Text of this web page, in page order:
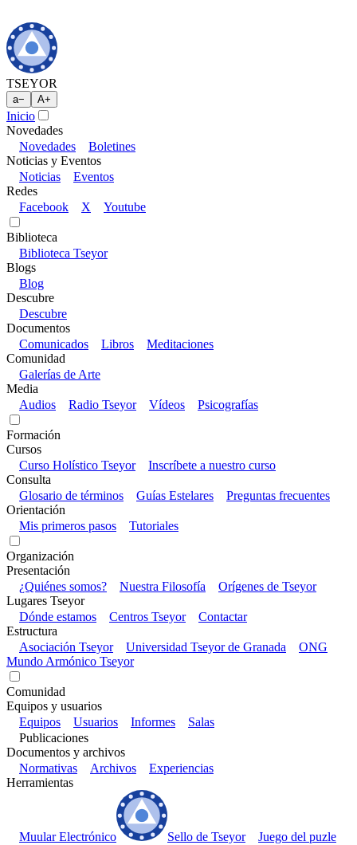
TSEYOR
a− A+
Inicio
Novedades
Novedades
Boletines
Noticias y Eventos
Noticias
Eventos
Redes
Facebook
X Youtube
Biblioteca
Biblioteca Tseyor
Blogs
Blog
Descubre
Descubre
Documentos
Comunicados
Libros
Meditaciones
Comunidad
Galerías de Arte
Media
Audios
Radio Tseyor Vídeos Psicografías
Formación
Cursos
Curso Holístico Tseyor
Inscríbete a nuestro curso
Consulta
Glosario de términos
Guías Estelares
Preguntas frecuentes
Orientación
Mis primeros pasos
Tutoriales
Organización
Presentación
¿Quiénes somos?
Nuestra Filosofía
Orígenes de Tseyor
Lugares Tseyor
Dónde estamos
Centros Tseyor
Contactar
Estructura
Asociación Tseyor
Universidad Tseyor de Granada
ONG
Mundo Armónico Tseyor
Comunidad
Equipos y usuarios
Equipos
Usuarios Informes
Salas
Publicaciones
Documentos y archivos
Normativas
Archivos
Experiencias
Herramientas
Muular Electrónico Sello de Tseyor
Juego del puzle